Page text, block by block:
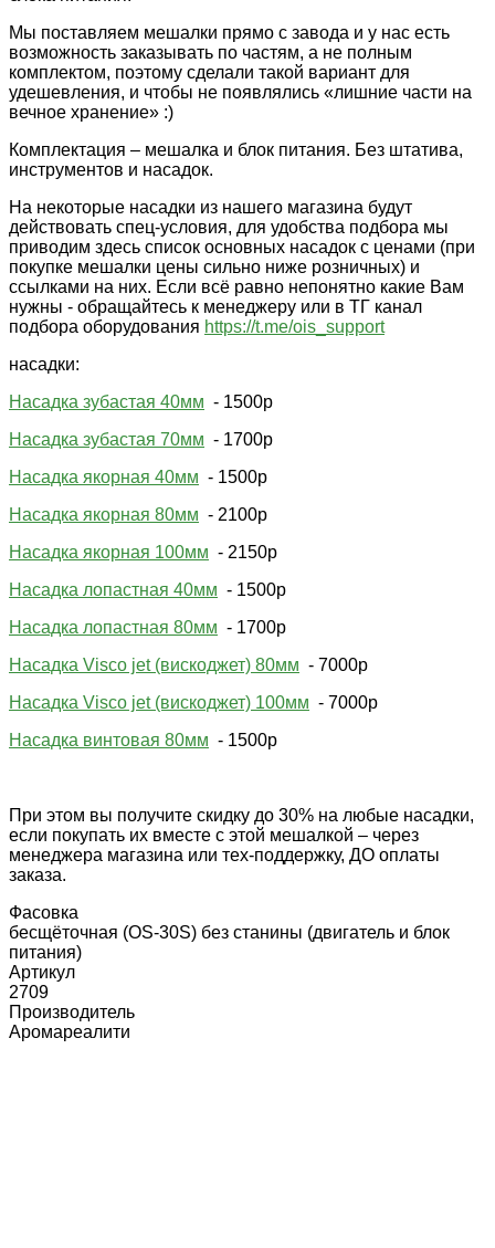
покупать лишнее – отличный вариант в виде двигателя и
блока питания.
Мы поставляем мешалки прямо с завода и у нас есть
возможность заказывать по частям, а не полным
комплектом, поэтому сделали такой вариант для
удешевления, и чтобы не появлялись «лишние части на
вечное хранение» :)
Комплектация – мешалка и блок питания. Без штатива,
инструментов и насадок.
На некоторые насадки из нашего магазина будут
действовать спец-условия, для удобства подбора мы
приводим здесь список основных насадок с ценами (при
покупке мешалки цены сильно ниже розничных) и
ссылками на них. Если всё равно непонятно какие Вам
нужны - обращайтесь к менеджеру или в ТГ канал
подбора оборудования
насадки:
Насадка зубастая 40мм
- 1500р
Насадка зубастая 70мм
- 1700р
Насадка якорная 40мм
- 1500р
Насадка якорная 80мм
Насадка якорная 100мм
Насадка лопастная 40мм
- 1500р
Насадка лопастная 80мм - 1700р
Насадка Visco jet (вискоджет) 80мм
Насадка Visco jet (вискоджет) 100мм
При этом вы получите скидку до 30% на любые насадки,
менеджера магазина или тех-поддержку, ДО оплаты
заказа.
Фасовка
бесщёточная (OS-30S) без станины (двигатель и блок
питания)
Артикул
2709